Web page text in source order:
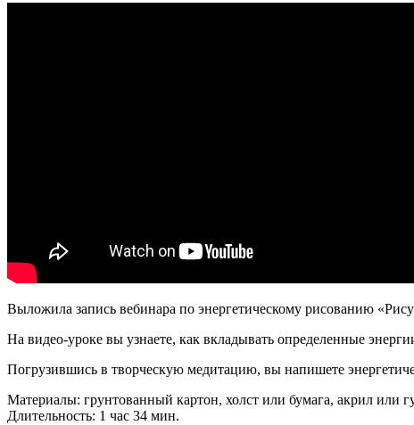
Выложила запись вебинара по энергетическому рисованию
На видео-уроке вы узнаете, как вкладывать определенные
Погрузившись в творческую медитацию, вы напишете
Материалы: грунтованный картон, холст или бумага, акрил
Длительность: 1 час 34 мин.